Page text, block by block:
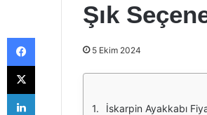
Şık
5 Ekim 2024
İskarpin Ayakkabı
Facebook
X
LinkedIn